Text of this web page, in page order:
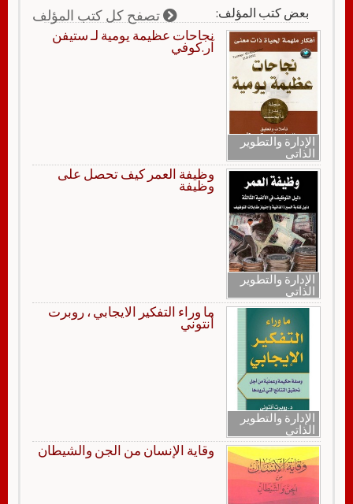
بعض كتب المؤلف: تصفح كل كتب المؤلف
الإدارة والتطوير
الذاتي
نجاحات عظيمة يومية لـ ستيفن
آر.كوفي
الإدارة والتطوير
الذاتي
وظيفة العمر كيف تحصل على
وظيفة
الإدارة والتطوير
الذاتي
ما وراء التفكير الايجابي ، روبرت
أنتوني
وقاية الإنسان من الجن والشيطان